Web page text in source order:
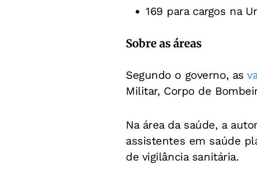
169 para cargos na
Sobre as áreas
Segundo o governo, as
Militar, Corpo de
Na área da saúde, a
assistentes em saúde
de vigilância sanitária.